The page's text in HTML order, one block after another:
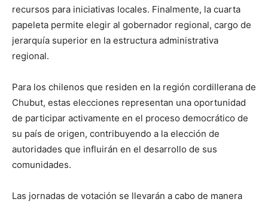
recursos para iniciativas locales. Finalmente, la cuarta
papeleta permite elegir al gobernador regional, cargo de
jerarquía superior en la estructura administrativa
regional.
Para los chilenos que residen en la región cordillerana de
Chubut, estas elecciones representan una oportunidad
de participar activamente en el proceso democrático de
su país de origen, contribuyendo a la elección de
autoridades que influirán en el desarrollo de sus
comunidades.
Las jornadas de votación se llevarán a cabo de manera